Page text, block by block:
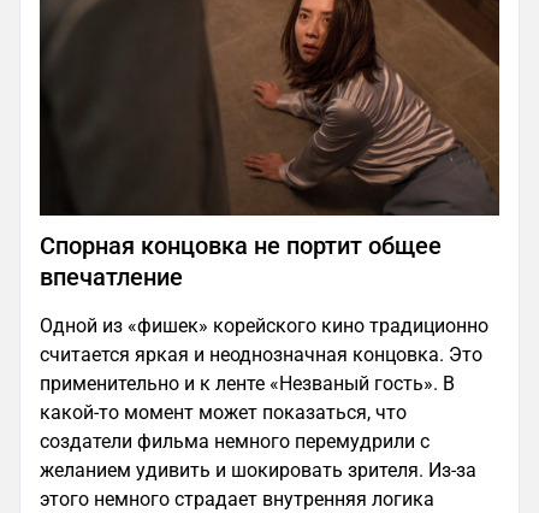
Спорная концовка не портит общее
впечатление
Одной из «фишек» корейского кино традиционно
считается яркая и неоднозначная концовка. Это
применительно и к ленте «Незваный гость». В
какой-то момент может показаться, что
создатели фильма немного перемудрили с
желанием удивить и шокировать зрителя. Из-за
этого немного страдает внутренняя логика